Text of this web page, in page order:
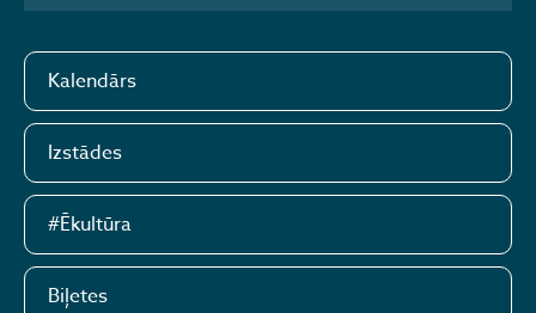
Kalendārs
Izstādes
#Ēkultūra
Biļetes